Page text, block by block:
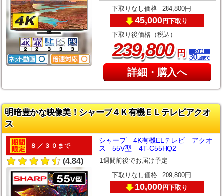
下取りなし価格 284,800円
45,000円下取り
下取り後価格（税込）
239,800円
詳細・購入へ
明暗豊かな映像美！シャープ４Ｋ有機ＥＬテレビアクオ
ス
８／３０まで
(4.84)
シャープ 4K有機ELテレビ アクオ
ス 55V型 4T-C55HQ2
1週間前後でお届け予定
下取りなし価格 209,800円
10,000円下取り